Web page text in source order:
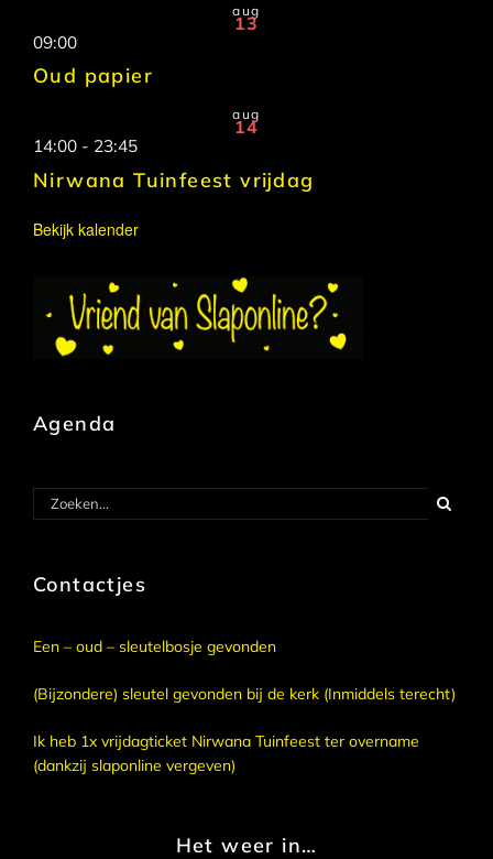
aug
13
09:00
Oud papier
aug
14
14:00 - 23:45
Nirwana Tuinfeest vrijdag
Bekijk kalender
Agenda
Zoeken
naar:
Contactjes
Een – oud – sleutelbosje gevonden
(Bijzondere) sleutel gevonden bij de kerk (Inmiddels terecht)
Ik heb 1x vrijdagticket Nirwana Tuinfeest ter overname
(dankzij slaponline vergeven)
Het weer in…